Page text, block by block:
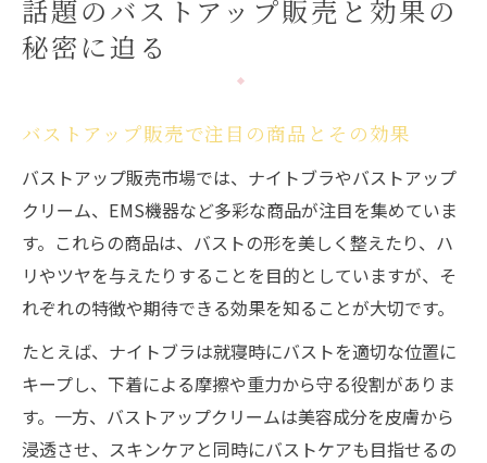
話題のバストアップ販売と効果の
秘密に迫る
バストアップ販売で注目の商品とその効果
バストアップ販売市場では、ナイトブラやバストアップ
クリーム、EMS機器など多彩な商品が注目を集めていま
す。これらの商品は、バストの形を美しく整えたり、ハ
リやツヤを与えたりすることを目的としていますが、そ
れぞれの特徴や期待できる効果を知ることが大切です。
たとえば、ナイトブラは就寝時にバストを適切な位置に
キープし、下着による摩擦や重力から守る役割がありま
す。一方、バストアップクリームは美容成分を皮膚から
浸透させ、スキンケアと同時にバストケアも目指せるの